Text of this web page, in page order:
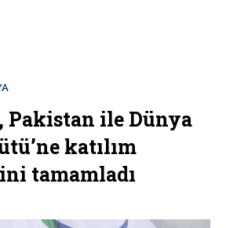
Pakistan ile Dünya
katılım
tamamladı